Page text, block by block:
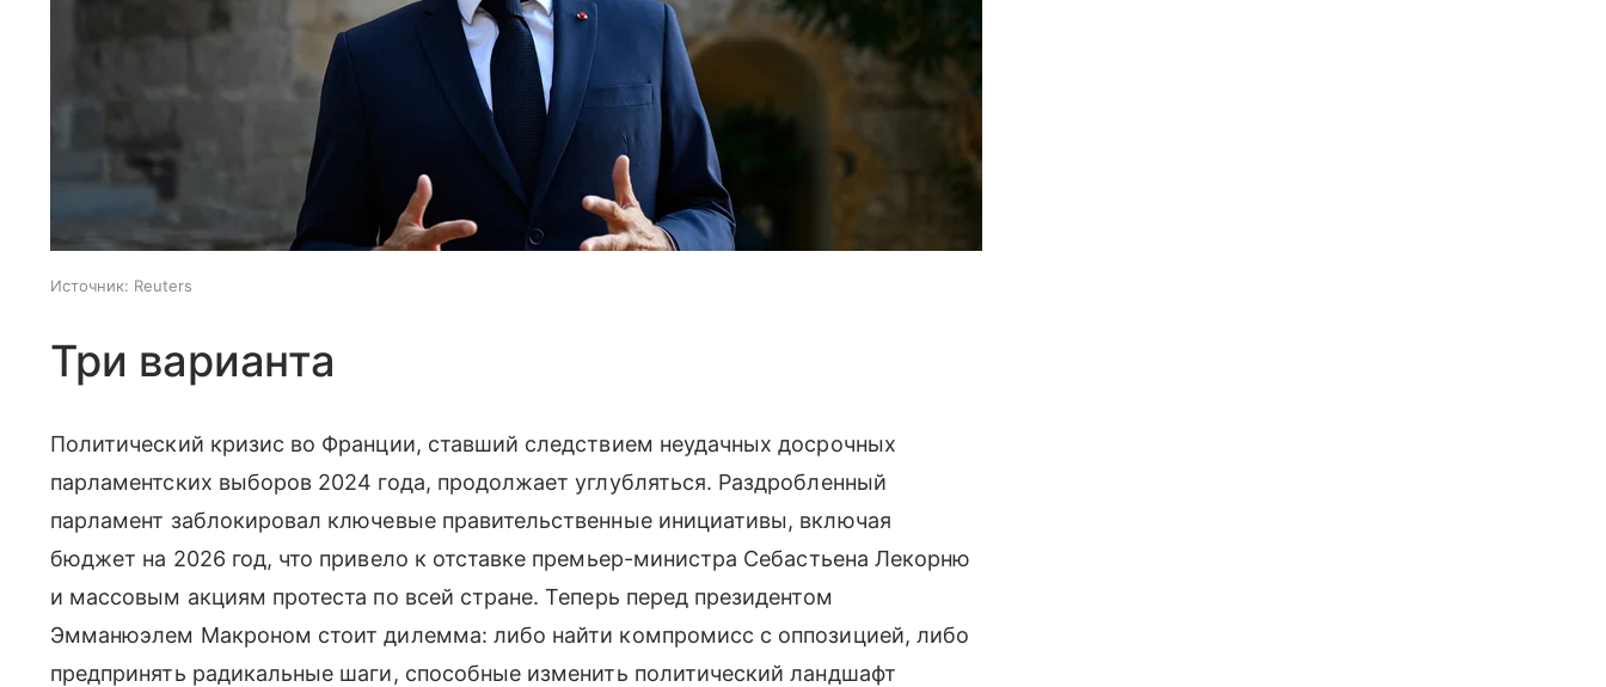
Источник: Reuters
Три варианта
Политический кризис во Франции, ставший следствием неудачных досрочных
парламентских выборов 2024 года, продолжает углубляться. Раздробленный
парламент заблокировал ключевые правительственные инициативы, включая
бюджет на 2026 год, что привело к отставке премьер-министра Себастьена Лекорню
и массовым акциям протеста по всей стране. Теперь перед президентом
Эмманюэлем Макроном стоит дилемма: либо найти компромисс с оппозицией, либо
предпринять радикальные шаги, способные изменить политический ландшафт